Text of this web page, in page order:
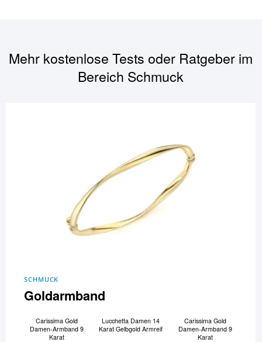
Mehr kostenlose Tests oder Ratgeber im
Bereich Schmuck
SCHMUCK
Goldarmband
Carissima Gold
Damen-Armband 9
Karat
Lucchetta Damen 14
Karat Gelbgold Armreif
Carissima Gold
Damen-Armband 9
Karat